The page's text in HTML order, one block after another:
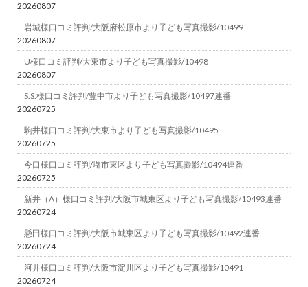
20260807
岩城様口コミ評判/大阪府松原市より子ども写真撮影/10499
20260807
U様口コミ評判/大東市より子ども写真撮影/10498
20260807
S.S.様口コミ評判/豊中市より子ども写真撮影/10497連番
20260725
駒井様口コミ評判/大東市より子ども写真撮影/10495
20260725
今口様口コミ評判/堺市東区より子ども写真撮影/10494連番
20260725
新井（A）様口コミ評判/大阪市城東区より子ども写真撮影/10493連番
20260724
懸田様口コミ評判/大阪市城東区より子ども写真撮影/10492連番
20260724
河井様口コミ評判/大阪市淀川区より子ども写真撮影/10491
20260724